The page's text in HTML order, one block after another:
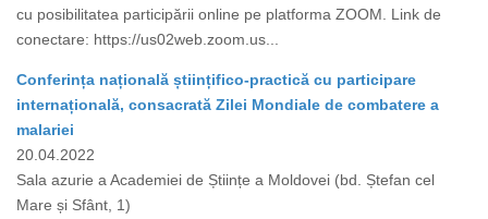
cu posibilitatea participării online pe platforma ZOOM. Link de
conectare: https://us02web.zoom.us...
Conferința națională științifico-practică cu participare
internațională, consacrată Zilei Mondiale de combatere a
malariei
20.04.2022
Sala azurie a Academiei de Științe a Moldovei (bd. Ștefan cel
Mare și Sfânt, 1)